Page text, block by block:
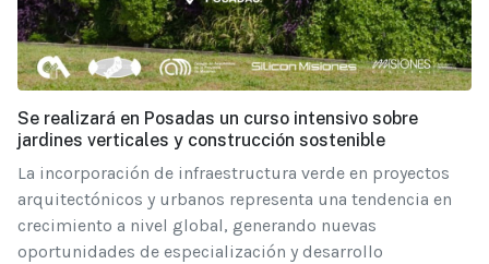
Se realizará en Posadas un curso intensivo sobre
jardines verticales y construcción sostenible
La incorporación de infraestructura verde en proyectos
arquitectónicos y urbanos representa una tendencia en
crecimiento a nivel global, generando nuevas
oportunidades de especialización y desarrollo